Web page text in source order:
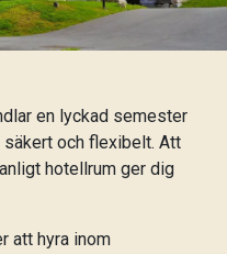
en lyckad semester
och flexibelt. Att
hotellrum ger dig
att hyra inom